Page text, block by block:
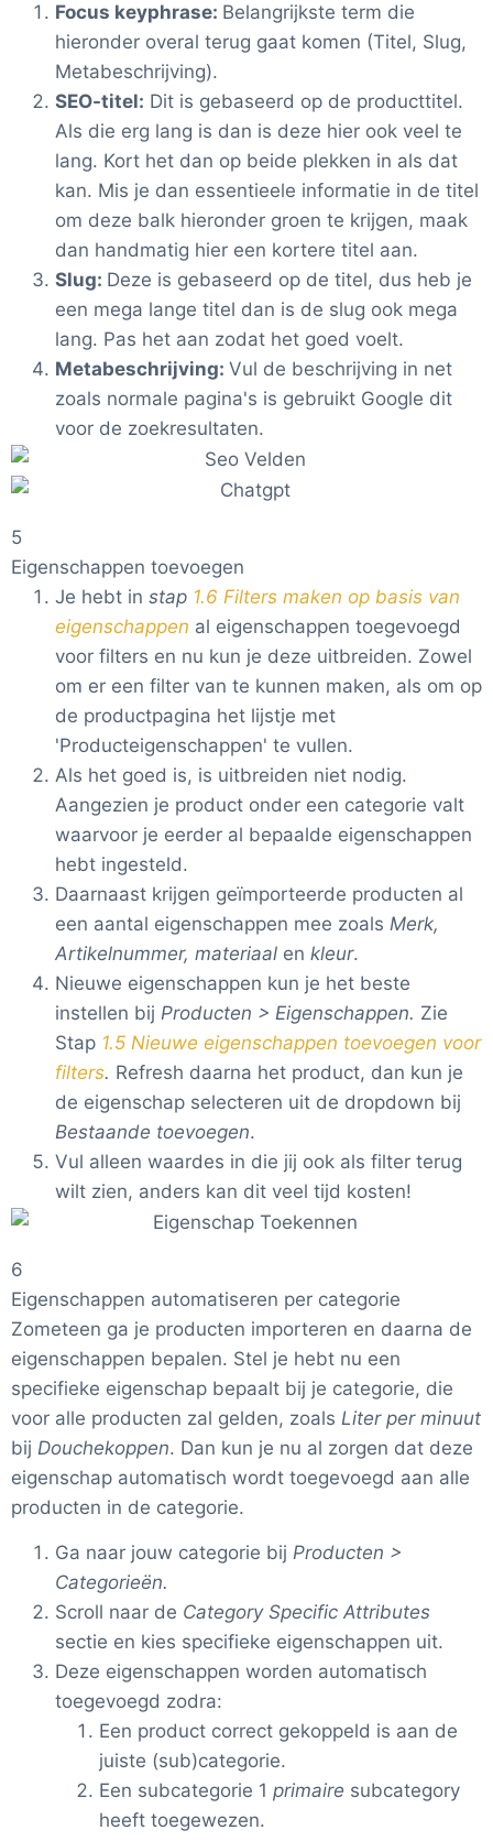
Focus keyphrase: Belangrijkste term die
hieronder overal terug gaat komen (Titel, Slug,
Metabeschrijving).
SEO-titel: Dit is gebaseerd op de producttitel.
Als die erg lang is dan is deze hier ook veel te
lang. Kort het dan op beide plekken in als dat
kan. Mis je dan essentieele informatie in de titel
om deze balk hieronder groen te krijgen, maak
dan handmatig hier een kortere titel aan.
Slug: Deze is gebaseerd op de titel, dus heb je
een mega lange titel dan is de slug ook mega
lang. Pas het aan zodat het goed voelt.
Metabeschrijving: Vul de beschrijving in net
zoals normale pagina's is gebruikt Google dit
voor de zoekresultaten.
5
Eigenschappen toevoegen
Je hebt in stap 1.6 Filters maken op basis van
eigenschappen al eigenschappen toegevoegd
voor filters en nu kun je deze uitbreiden. Zowel
om er een filter van te kunnen maken, als om op
de productpagina het lijstje met
'Producteigenschappen' te vullen.
Als het goed is, is uitbreiden niet nodig.
Aangezien je product onder een categorie valt
waarvoor je eerder al bepaalde eigenschappen
hebt ingesteld.
Daarnaast krijgen geïmporteerde producten al
een aantal eigenschappen mee zoals Merk,
Artikelnummer, materiaal en kleur.
Nieuwe eigenschappen kun je het beste
instellen bij Producten > Eigenschappen. Zie
Stap 1.5 Nieuwe eigenschappen toevoegen voor
filters. Refresh daarna het product, dan kun je
de eigenschap selecteren uit de dropdown bij
Bestaande toevoegen.
Vul alleen waardes in die jij ook als filter terug
wilt zien, anders kan dit veel tijd kosten!
6
Eigenschappen automatiseren per categorie
Zometeen ga je producten importeren en daarna de
eigenschappen bepalen. Stel je hebt nu een
specifieke eigenschap bepaalt bij je categorie, die
voor alle producten zal gelden, zoals Liter per minuut
bij Douchekoppen. Dan kun je nu al zorgen dat deze
eigenschap automatisch wordt toegevoegd aan alle
producten in de categorie.
Ga naar jouw categorie bij Producten >
Categorieën.
Scroll naar de Category Specific Attributes
sectie en kies specifieke eigenschappen uit.
Deze eigenschappen worden automatisch
toegevoegd zodra:
Een product correct gekoppeld is aan de
juiste (sub)categorie.
Een subcategorie 1 primaire subcategory
heeft toegewezen.